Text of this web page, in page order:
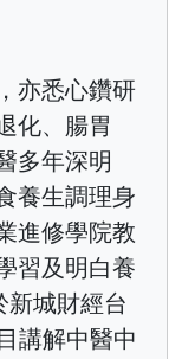
亦悉心鑽研
化、腸胃
多年深明
養生調理身
進修學院教
習及明白養
新城財經台
講解中醫中